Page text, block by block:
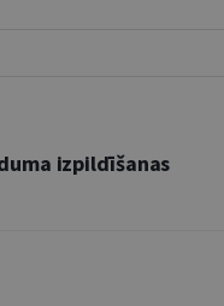
izpildīšanas